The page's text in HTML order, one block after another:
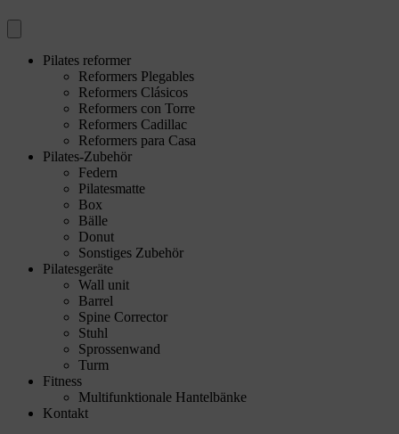
Pilates reformer
Reformers Plegables
Reformers Clásicos
Reformers con Torre
Reformers Cadillac
Reformers para Casa
Pilates-Zubehör
Federn
Pilatesmatte
Box
Bälle
Donut
Sonstiges Zubehör
Pilatesgeräte
Wall unit
Barrel
Spine Corrector
Stuhl
Sprossenwand
Turm
Fitness
Multifunktionale Hantelbänke
Kontakt